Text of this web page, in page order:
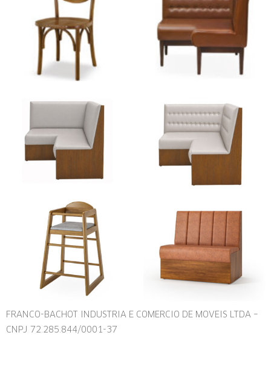
FRANCO-BACHOT INDUSTRIA E COMERCIO DE MOVEIS LTDA –
CNPJ 72.285.844/0001-37